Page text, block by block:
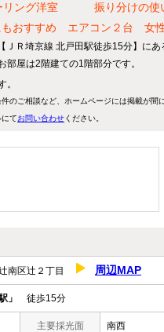
リング洋室 振り分けの使
おすすめ エアコン２台 女
Ｒ埼京線 北戸田駅徒歩15分】にあ
屋は2階建ての1階部分です。
。
のご相談など、ホームページには掲載が間
てお問い合わせください。
南区辻２丁目 周辺MAP
」 徒歩15分
主要採光面 南西